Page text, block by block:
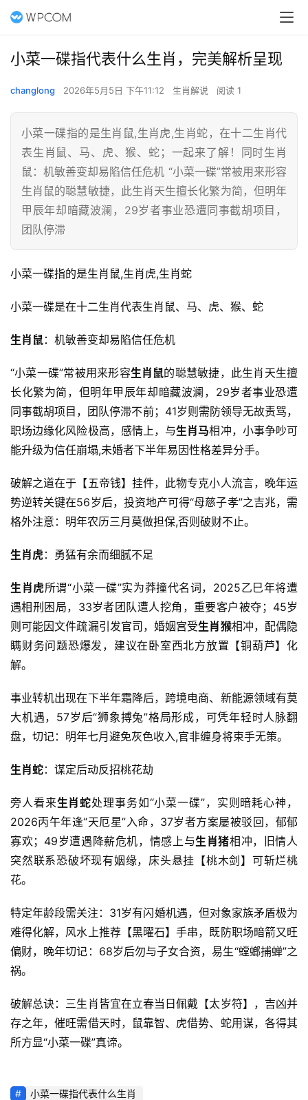
小菜一碟指代表什么生肖，完美解析呈现
changlong 2026年5月5日 下午11:12 生肖解说 阅读 1
小菜一碟指的是生肖鼠,生肖虎,生肖蛇，在十二生肖代
表生肖鼠、马、虎、猴、蛇；一起来了解！同时生肖
鼠：机敏善变却易陷信任危机 “小菜一碟”常被用来形容
生肖鼠的聪慧敏捷，此生肖天生擅长化繁为简，但明年
甲辰年却暗藏波澜，29岁者事业恐遭同事截胡项目，
团队停滞
小菜一碟指的是生肖鼠,生肖虎,生肖蛇
小菜一碟是在十二生肖代表生肖鼠、马、虎、猴、蛇
生肖鼠：机敏善变却易陷信任危机
“小菜一碟”常被用来形容生肖鼠的聪慧敏捷，此生肖天生擅
长化繁为简，但明年甲辰年却暗藏波澜，29岁者事业恐遭
同事截胡项目，团队停滞不前；41岁则需防领导无故责骂，
职场边缘化风险极高，感情上，与生肖马相冲，小事争吵可
能升级为信任崩塌,未婚者下半年易因性格差异分手。
破解之道在于【五帝钱】挂件，此物专克小人流言，晚年运
势逆转关键在56岁后，投资地产可得“母慈子孝”之吉兆，需
格外注意：明年农历三月莫做担保,否则破财不止。
生肖虎：勇猛有余而细腻不足
生肖虎所谓“小菜一碟”实为莽撞代名词，2025乙巳年将遭
遇相刑困局，33岁者团队遭人挖角，重要客户被夺；45岁
则可能因文件疏漏引发官司，婚姻宫受生肖猴相冲，配偶隐
瞒财务问题恐爆发，建议在卧室西北方放置【铜葫芦】化
解。
事业转机出现在下半年霜降后，跨境电商、新能源领域有莫
大机遇，57岁后“狮象搏兔”格局形成，可凭年轻时人脉翻
盘，切记：明年七月避免灰色收入,官非缠身将束手无策。
生肖蛇：谋定后动反招桃花劫
旁人看来生肖蛇处理事务如“小菜一碟”，实则暗耗心神，
2026丙午年逢“天厄星”入命，37岁者方案屡被驳回，郁郁
寡欢；49岁遭遇降薪危机，情感上与生肖猪相冲，旧情人
突然联系恐破坏现有姻缘，床头悬挂【桃木剑】可斩烂桃
花。
特定年龄段需关注：31岁有闪婚机遇，但对象家族矛盾极为
难得化解，风水上推荐【黑曜石】手串，既防职场暗箭又旺
偏财，晚年切记：68岁后勿与子女合资，易生“螳螂捕蝉”之
祸。
破解总诀：三生肖皆宜在立春当日佩戴【太岁符】，吉凶并
存之年，催旺需借天时，鼠靠智、虎借势、蛇用谋，各得其
所方显“小菜一碟”真谛。
小菜一碟指代表什么生肖